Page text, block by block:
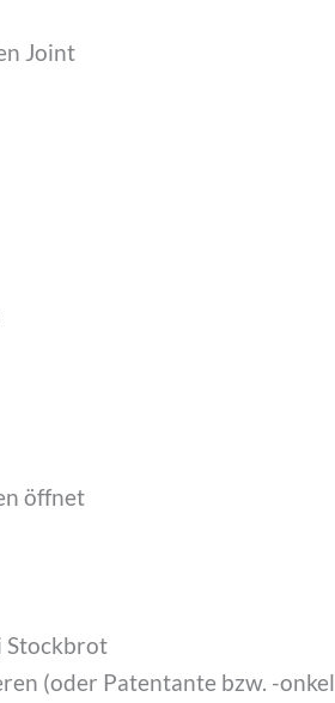
Joint
öffnet
Stockbrot
(oder Patentante bzw. -onkel